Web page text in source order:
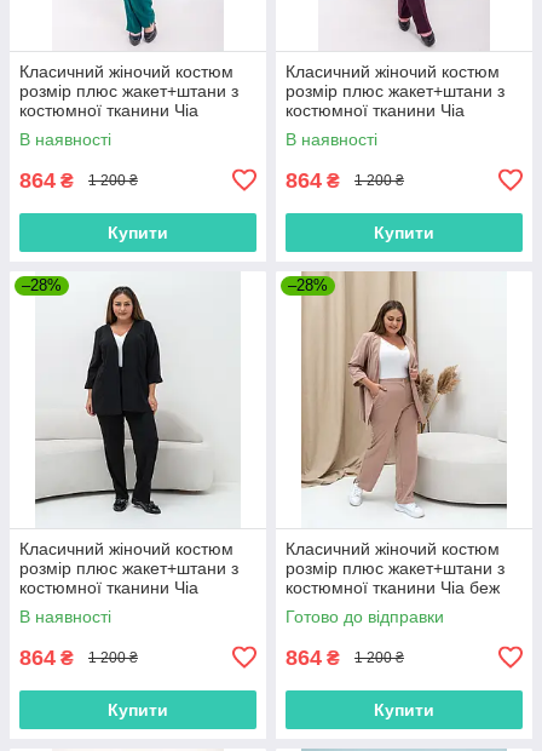
Класичний жіночий костюм
розмір плюс жакет+штани з
костюмної тканини Чіа
малахіт (52-62)
В наявності
864 ₴ 1 200 ₴
Купити
Класичний жіночий костюм
розмір плюс жакет+штани з
костюмної тканини Чіа
марсала(52-62)
В наявності
864 ₴ 1 200 ₴
Купити
–28%
Класичний жіночий костюм
розмір плюс жакет+штани з
костюмної тканини Чіа
черный (52-62)
В наявності
864 ₴ 1 200 ₴
Купити
–28%
Класичний жіночий костюм
розмір плюс жакет+штани з
костюмної тканини Чіа беж
(52-62)
Готово до відправки
864 ₴ 1 200 ₴
Купити